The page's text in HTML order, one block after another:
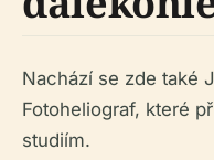
Nachází se zde také
Fotoheliograf, které
studiím.